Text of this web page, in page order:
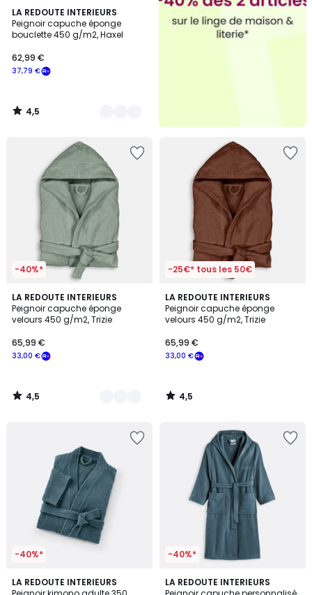
LA REDOUTE INTERIEURS
Peignoir capuche éponge
bouclette 450 g/m2, Haxel
37,79 €
62,99 €
4,5
/ 5
10
Couleurs
4,5
/
-40%*
LA REDOUTE INTERIEURS
Peignoir capuche éponge
velours 450 g/m2, Trizie
33,00 €
65,99 €
4,5
/ 5
11
Couleurs
4,5
/
-25€* tous les 50€
LA REDOUTE INTERIEURS
Peignoir capuche éponge
velours 450 g/m2, Trizie
33,00 €
65,99 €
4,5
/ 5
4,5
/
-40%*
LA REDOUTE INTERIEURS
4,2
/ 5
4
-40%*
LA REDOUTE INTERIEURS
3,6
/ 5
8